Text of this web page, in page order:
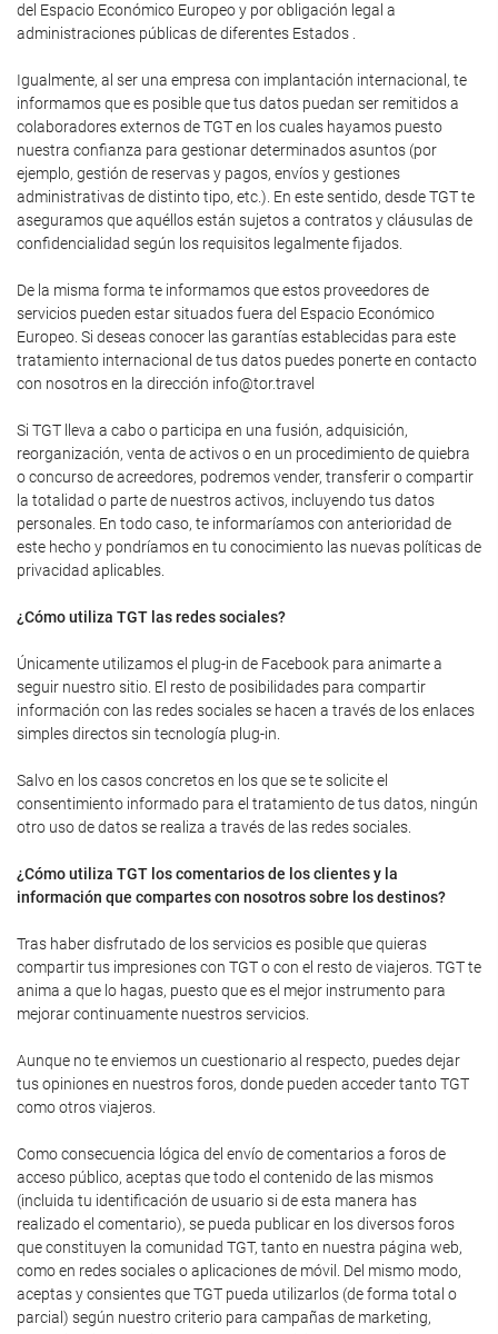
del Espacio Económico Europeo y por obligación legal a
administraciones públicas de diferentes Estados .
Igualmente, al ser una empresa con implantación internacional, te
informamos que es posible que tus datos puedan ser remitidos a
colaboradores externos de TGT en los cuales hayamos puesto
nuestra confianza para gestionar determinados asuntos (por
ejemplo, gestión de reservas y pagos, envíos y gestiones
administrativas de distinto tipo, etc.). En este sentido, desde TGT te
aseguramos que aquéllos están sujetos a contratos y cláusulas de
confidencialidad según los requisitos legalmente fijados.
De la misma forma te informamos que estos proveedores de
servicios pueden estar situados fuera del Espacio Económico
Europeo. Si deseas conocer las garantías establecidas para este
tratamiento internacional de tus datos puedes ponerte en contacto
con nosotros en la dirección info@tor.travel
Si TGT lleva a cabo o participa en una fusión, adquisición,
reorganización, venta de activos o en un procedimiento de quiebra
o concurso de acreedores, podremos vender, transferir o compartir
la totalidad o parte de nuestros activos, incluyendo tus datos
personales. En todo caso, te informaríamos con anterioridad de
este hecho y pondríamos en tu conocimiento las nuevas políticas de
privacidad aplicables.
¿Cómo utiliza TGT las redes sociales?
Únicamente utilizamos el plug-in de Facebook para animarte a
seguir nuestro sitio. El resto de posibilidades para compartir
información con las redes sociales se hacen a través de los enlaces
simples directos sin tecnología plug-in.
Salvo en los casos concretos en los que se te solicite el
consentimiento informado para el tratamiento de tus datos, ningún
otro uso de datos se realiza a través de las redes sociales.
¿Cómo utiliza TGT los comentarios de los clientes y la
información que compartes con nosotros sobre los destinos?
Tras haber disfrutado de los servicios es posible que quieras
compartir tus impresiones con TGT o con el resto de viajeros. TGT te
anima a que lo hagas, puesto que es el mejor instrumento para
mejorar continuamente nuestros servicios.
Aunque no te enviemos un cuestionario al respecto, puedes dejar
tus opiniones en nuestros foros, donde pueden acceder tanto TGT
como otros viajeros.
Como consecuencia lógica del envío de comentarios a foros de
acceso público, aceptas que todo el contenido de las mismos
(incluida tu identificación de usuario si de esta manera has
realizado el comentario), se pueda publicar en los diversos foros
que constituyen la comunidad TGT, tanto en nuestra página web,
como en redes sociales o aplicaciones de móvil. Del mismo modo,
aceptas y consientes que TGT pueda utilizarlos (de forma total o
parcial) según nuestro criterio para campañas de marketing,